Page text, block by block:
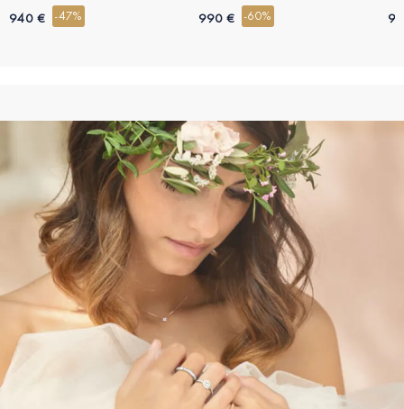
940 € -47% 990 € -60%